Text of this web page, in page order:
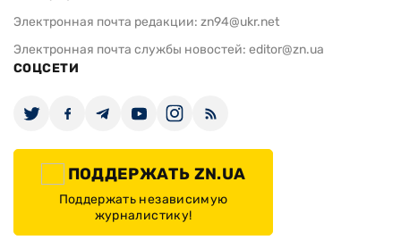
Электронная почта редакции: zn94@ukr.net
Электронная почта службы новостей: editor@zn.ua
СОЦСЕТИ
ПОДДЕРЖАТЬ ZN.UA
Поддержать независимую
журналистику!